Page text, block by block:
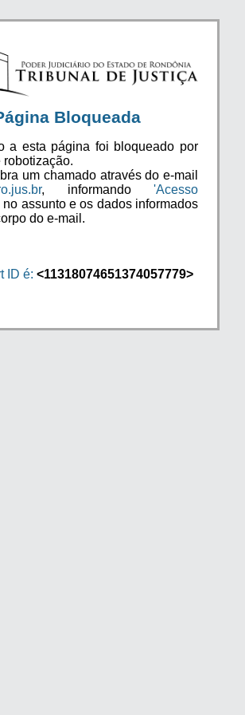
Bloqueada
a esta página foi bloqueado por
robotização.
um chamado através do e-mail
, informando 'Acesso
no assunto e os dados informados
do e-mail.
ID é: <11318074651374057779>